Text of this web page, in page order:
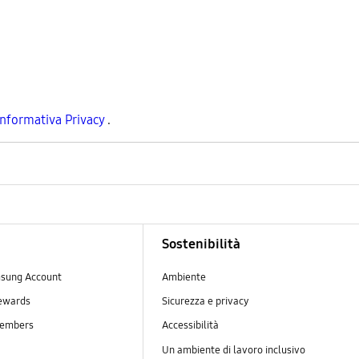
Privacy.
Account
Sostenibilità
Ambiente
Sicurezza e privacy
Accessibilità
Un ambiente di lavoro inclusivo